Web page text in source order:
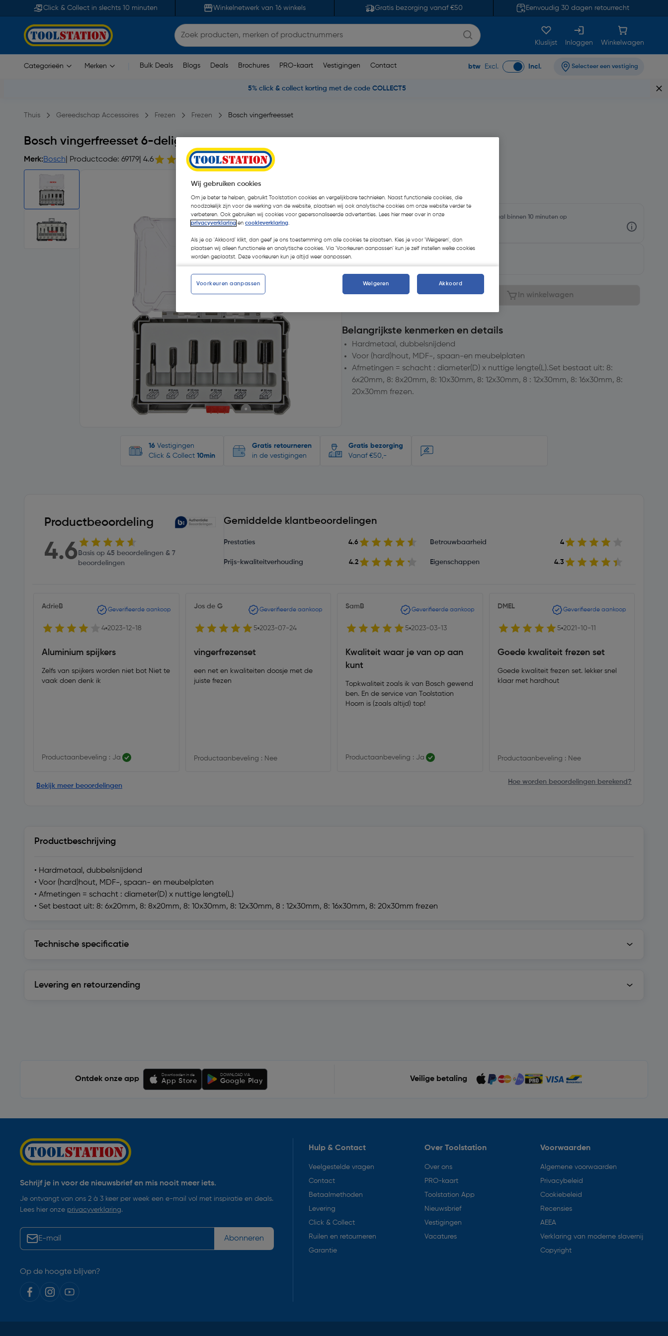
Click & Collect in slechts 10 minuten Winkelnetwerk van 16 winkels Gratis bezorging vanaf €50 Eenvoudig 30 dagen retourrecht
Kluslijst Inloggen Winkelwagen
Categorieën Merken Bulk Deals Blogs Deals Brochures PRO-kaart Vestigingen Contact btw Excl. Incl. Selecteer een vestiging
5% click & collect korting met de code COLLECT5
Thuis Gereedschap Accessoires Frezen Frezen Bosch vingerfreesset
Bosch vingerfreesset 6-delig
Merk:Bosch | Productcode: 69179 | 4.6 45 beoordelingen
Selecteer winkel - Bekijk voorraadniveaus en haal binnen 10 minuten op
Aantal In winkelwagen
Belangrijkste kenmerken en details
Hardmetaal, dubbelsnijdend
Voor (hard)hout, MDF-, spaan-en meubelplaten
Afmetingen = schacht : diameter(D) x nuttige lengte(L).Set bestaat uit: 8:
6x20mm, 8: 8x20mm, 8: 10x30mm, 8: 12x30mm, 8 : 12x30mm, 8: 16x30mm, 8:
20x30mm frezen.
16 Vestigingen
Click & Collect 10min
Gratis retourneren
in de vestigingen
Gratis bezorging
Vanaf €50,-
Productbeoordeling
4.6 Basis op 45 beoordelingen & 7
beoordelingen
Gemiddelde klantbeoordelingen
Prestaties 4.6 Betrouwbaarheid 4
Prijs-kwaliteitverhouding 4.2 Eigenschappen 4.3
AdrieB Geverifieerde aankoop
4 2023-12-18
Aluminium spijkers
Zelfs van spijkers worden niet bot Niet te
vaak doen denk ik
Productaanbeveling : Ja
Jos de G Geverifieerde aankoop
5 2023-07-24
vingerfrezenset
een net en kwaliteiten doosje met de
juiste frezen
Productaanbeveling : Nee
SamB Geverifieerde aankoop
5 2023-03-13
Kwaliteit waar je van op aan
kunt
Topkwaliteit zoals ik van Bosch gewend
ben. En de service van Toolstation
Hoorn is (zoals altijd) top!
Productaanbeveling : Ja
DMEL Geverifieerde aankoop
5 2021-10-11
Goede kwaliteit frezen set
Goede kwaliteit frezen set. lekker snel
klaar met hardhout
Productaanbeveling : Nee
Bekijk meer beoordelingen
Hoe worden beoordelingen berekend?
Productbeschrijving
• Hardmetaal, dubbelsnijdend
• Voor (hard)hout, MDF-, spaan- en meubelplaten
• Afmetingen = schacht : diameter(D) x nuttige lengte(L)
• Set bestaat uit: 8: 6x20mm, 8: 8x20mm, 8: 10x30mm, 8: 12x30mm, 8 : 12x30mm, 8: 16x30mm, 8: 20x30mm frezen
Technische specificatie
Levering en retourzending
Ontdek onze app
Downloaden in de
App Store
DOWNLOAD VIA
Google Play Veilige betaling
Schrijf je in voor de nieuwsbrief en mis nooit meer iets.
Je ontvangt van ons 2 à 3 keer per week een e-mail vol met inspiratie en deals.
Lees hier onze privacyverklaring.
Abonneren
Op de hoogte blijven?
Hulp & Contact
Veelgestelde vragen
Contact
Betaalmethoden
Levering
Click & Collect
Ruilen en retourneren
Garantie
Over Toolstation
Over ons
PRO-kaart
Toolstation App
Nieuwsbrief
Vestigingen
Vacatures
Voorwaarden
Algemene voorwaarden
Privacybeleid
Cookiebeleid
Recensies
AEEA
Verklaring van moderne slavernij
Copyright
Wij gebruiken cookies
Om je beter te helpen, gebruikt Toolstation cookies en vergelijkbare technieken. Naast functionele cookies, die
noodzakelijk zijn voor de werking van de website, plaatsen wij ook analytische cookies om onze website verder te
verbeteren. Ook gebruiken wij cookies voor gepersonaliseerde advertenties. Lees hier meer over in onze
privacyverklaring en cookieverklaring.
Als je op 'Akkoord' klikt, dan geef je ons toestemming om alle cookies te plaatsen. Kies je voor 'Weigeren', dan
plaatsen wij alleen functionele en analytische cookies. Via 'Voorkeuren aanpassen' kun je zelf instellen welke cookies
worden geplaatst. Deze voorkeuren kun je altijd weer aanpassen.
Voorkeuren aanpassen Weigeren Akkoord